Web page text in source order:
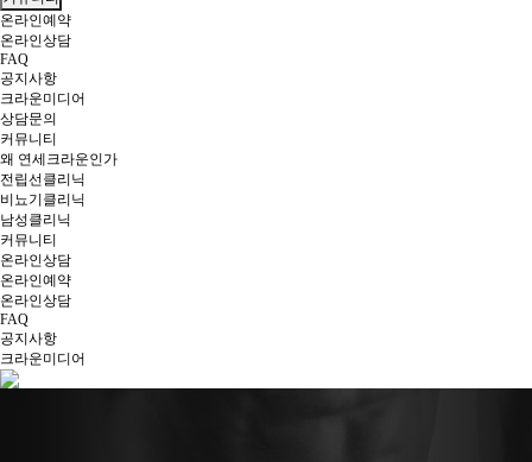
온라인예약
온라인상담
FAQ
공지사항
크라운미디어
상담문의
커뮤니티
왜 연세크라운인가
전립선클리닉
비뇨기클리닉
남성클리닉
커뮤니티
온라인상담
온라인예약
온라인상담
FAQ
공지사항
크라운미디어